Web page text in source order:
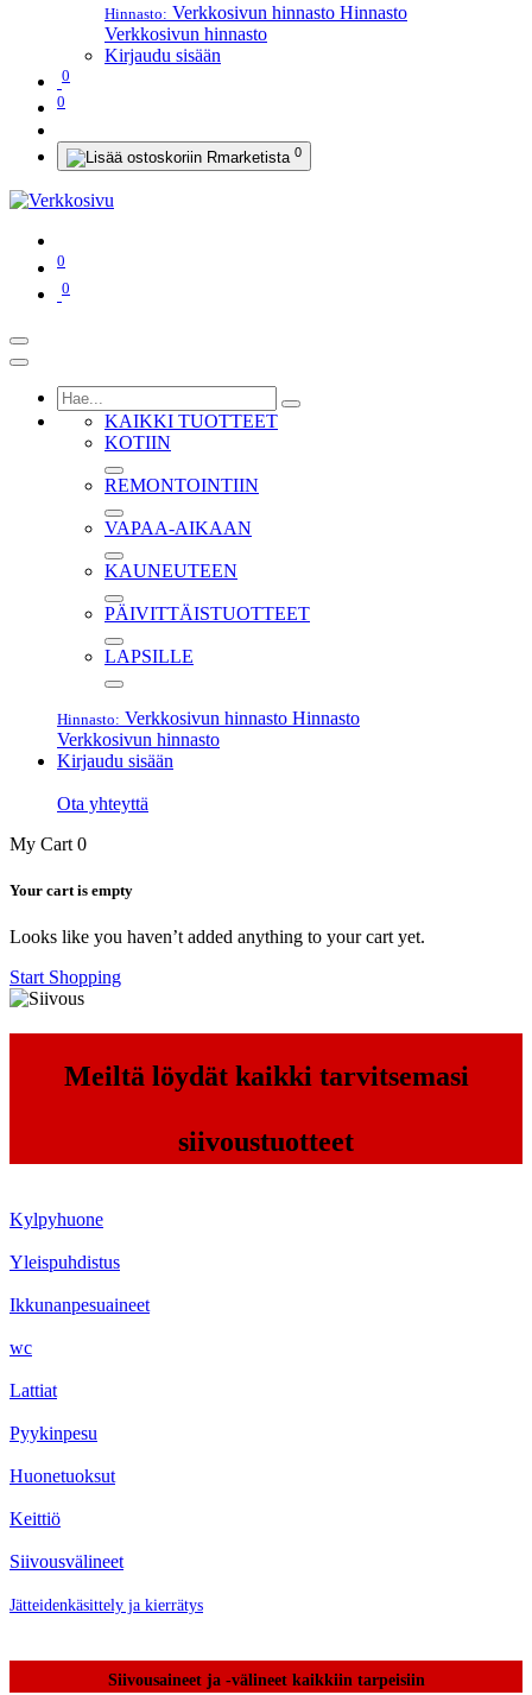
Hinnasto: Verkkosivun hinnasto Hinnasto
Verkkosivun hinnasto
Kirjaudu sisään
0
0
0
0
0
KAIKKI TUOTTEET
KOTIIN
REMONTOINTIIN
VAPAA-AIKAAN
KAUNEUTEEN
PÄIVITTÄISTUOTTEET
LAPSILLE
Hinnasto: Verkkosivun hinnasto Hinnasto
Verkkosivun hinnasto
Kirjaudu sisään
Ota yhteyttä
My Cart 0
Your cart is empty
Looks like you haven’t added anything to your cart yet.
Start Shopping
​Meiltä löydät kaikki tarvitsemasi
siivoustuotteet
Kylpyhuone
Yleispuhdistus
Ikkunanpesuaineet
wc
Lattiat
Pyykinpesu
Huonetuoksut
Keittiö
Siivousvälineet
Jätteidenkäsittely ja kierrätys
Siivousaineet ja -välineet kaikkiin tarpeisiin